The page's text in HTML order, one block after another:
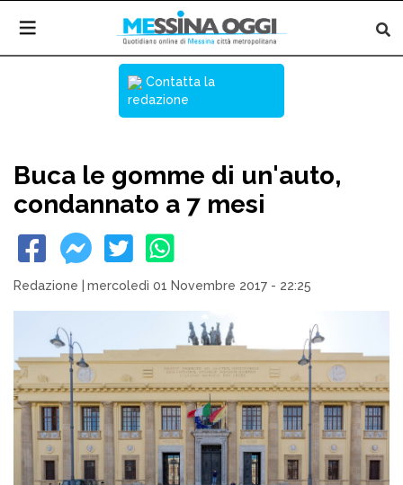
Contatta la
redazione
Buca le gomme di un'auto,
condannato a 7 mesi
Redazione mercoledì 01 Novembre 2017 - 22:25